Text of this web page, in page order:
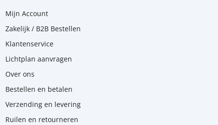
Mijn Account
Zakelijk / B2B Bestellen
Klantenservice
Lichtplan aanvragen
Over ons
Bestellen en betalen
Verzending en levering
Ruilen en retourneren